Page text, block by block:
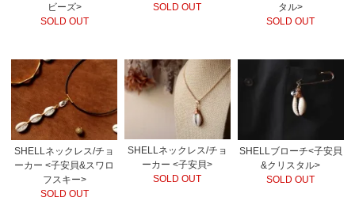
ビーズ>
SOLD OUT
SOLD OUT
タル>
SOLD OUT
SHELLネックレス/チョ
ーカー <子安貝&スワロ
フスキー>
SOLD OUT
SHELLネックレス/チョ
ーカー <子安貝>
SOLD OUT
SHELLブローチ<子安貝
&クリスタル>
SOLD OUT